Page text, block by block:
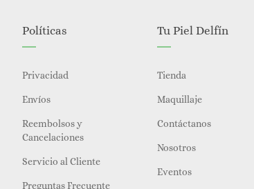
Políticas
Privacidad
Envíos
Reembolsos y
Cancelaciones
Servicio al Cliente
Preguntas Frecuente
Tu Piel Delfín
Tienda
Maquillaje
Contáctanos
Nosotros
Eventos